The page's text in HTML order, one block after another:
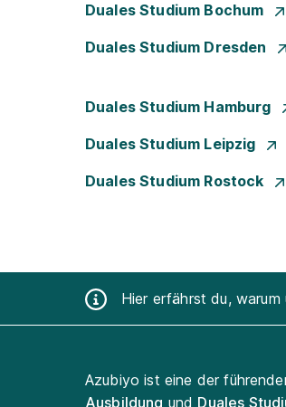
Duales Studium Bochum
Duales Studium Dresden
Duales Studium Hamburg
Duales Studium Leipzig
Duales Studium Rostock
Hier erfährst du, warum
Azubiyo ist eine der
Ausbildung und Duales